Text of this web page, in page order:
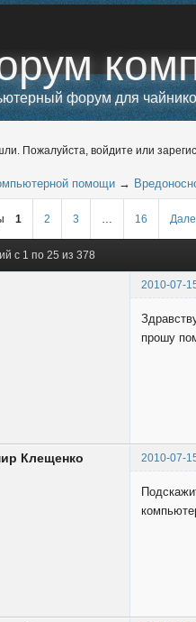
форум для
Пожалуйста, войдите или
помощи →
1 2 3 16
с 1 по 25 из 378
2010-07-
прошу
Клещенко
2010-07-